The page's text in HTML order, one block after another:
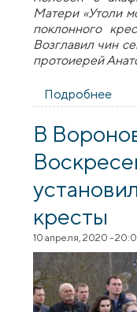
Матери «Утоли
поклонного
Возглавил чин
протоиерей
Подробнее
В
кресты
10 апреля, 2020 -